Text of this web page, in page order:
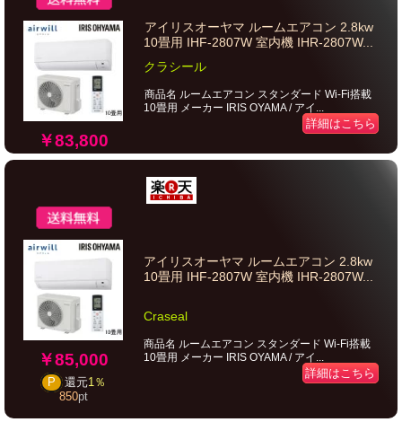
￥83,800
アイリスオーヤマ ルームエアコン 2.8kw
10畳用 IHF-2807W 室内機 IHR-2807W...
クラシール
商品名 ルームエアコン スタンダード Wi-Fi搭載
10畳用 メーカー IRIS OYAMA / アイ...
詳細はこちら
￥85,000
P 還元1％
850pt
アイリスオーヤマ ルームエアコン 2.8kw
10畳用 IHF-2807W 室内機 IHR-2807W...
Craseal
商品名 ルームエアコン スタンダード Wi-Fi搭載
10畳用 メーカー IRIS OYAMA / アイ...
詳細はこちら